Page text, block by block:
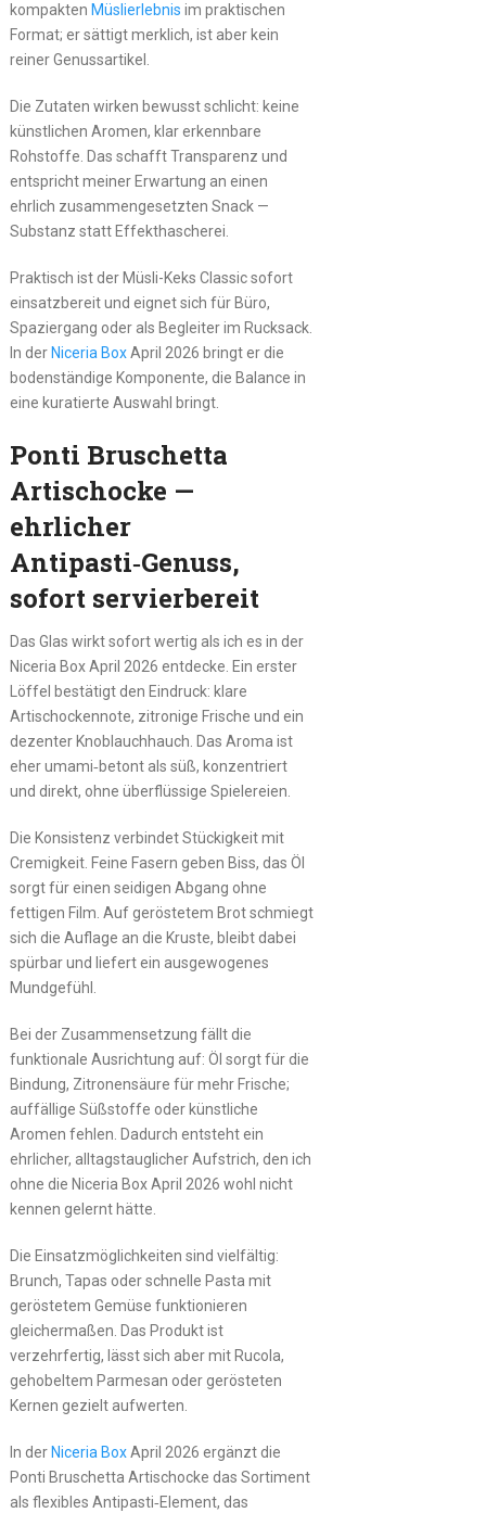
kompakten Müslierlebnis im praktischen
Format; er sättigt merklich, ist aber kein
reiner Genussartikel.
Die Zutaten wirken bewusst schlicht: keine
künstlichen Aromen, klar erkennbare
Rohstoffe. Das schafft Transparenz und
entspricht meiner Erwartung an einen
ehrlich zusammengesetzten Snack —
Substanz statt Effekthascherei.
Praktisch ist der Müsli-Keks Classic sofort
einsatzbereit und eignet sich für Büro,
Spaziergang oder als Begleiter im Rucksack.
In der Niceria BoxApril 2026 bringt er die
bodenständige Komponente, die Balance in
eine kuratierte Auswahl bringt.
Ponti Bruschetta
Artischocke —
ehrlicher
Antipasti‑Genuss,
sofort servierbereit
Das Glas wirkt sofort wertig als ich es in der
Niceria Box April 2026 entdecke. Ein erster
Löffel bestätigt den Eindruck: klare
Artischockennote, zitronige Frische und ein
dezenter Knoblauchhauch. Das Aroma ist
eher umami‑betont als süß, konzentriert
und direkt, ohne überflüssige Spielereien.
Die Konsistenz verbindet Stückigkeit mit
Cremigkeit. Feine Fasern geben Biss, das Öl
sorgt für einen seidigen Abgang ohne
fettigen Film. Auf geröstetem Brot schmiegt
sich die Auflage an die Kruste, bleibt dabei
spürbar und liefert ein ausgewogenes
Mundgefühl.
Bei der Zusammensetzung fällt die
funktionale Ausrichtung auf: Öl sorgt für die
Bindung, Zitronensäure für mehr Frische;
auffällige Süßstoffe oder künstliche
Aromen fehlen. Dadurch entsteht ein
ehrlicher, alltagstauglicher Aufstrich, den ich
ohne die Niceria Box April 2026 wohl nicht
kennen gelernt hätte.
Die Einsatzmöglichkeiten sind vielfältig:
Brunch, Tapas oder schnelle Pasta mit
geröstetem Gemüse funktionieren
gleichermaßen. Das Produkt ist
verzehrfertig, lässt sich aber mit Rucola,
gehobeltem Parmesan oder gerösteten
Kernen gezielt aufwerten.
In der Niceria BoxApril 2026 ergänzt die
Ponti Bruschetta Artischocke das Sortiment
als flexibles Antipasti‑Element, das